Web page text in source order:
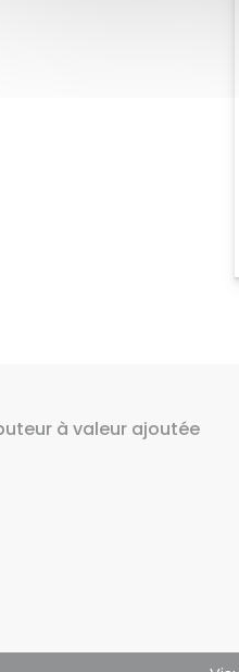
à valeur ajoutée